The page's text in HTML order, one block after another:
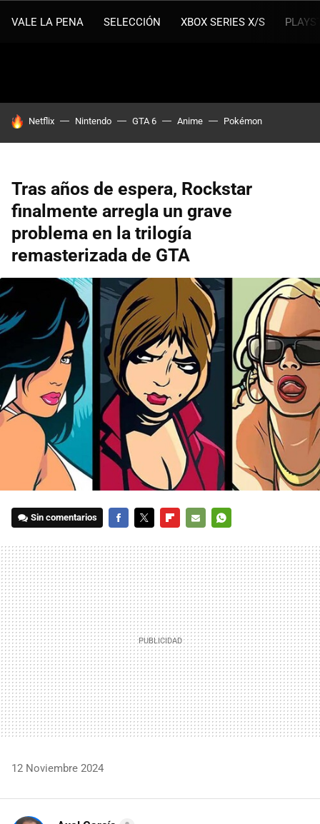
VALE LA PENA SELECCIÓN XBOX SERIES X/S
HOY SE HABLA DE
Netflix Nintendo GTA 6 Anime Pokémon
Tras años de espera, Rockstar
finalmente arregla un grave
problema en la trilogía
remasterizada de GTA
Sin comentarios
MAIL
12 Noviembre 2024